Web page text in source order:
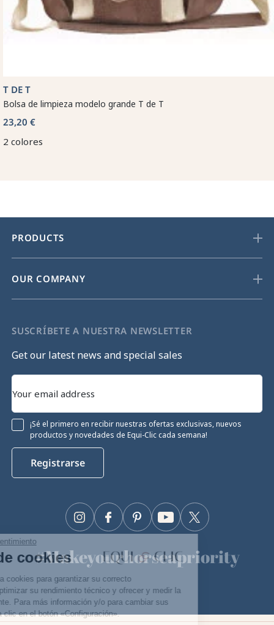
Continúa sin consentimiento
Gestión de cookies
Nuestro sitio utiliza cookies para garantizar su correcto
funcionamiento, optimizar su rendimiento técnico y ofrecer y medir la
publicidad pertinente. Para más información y/o para cambiar sus
preferencias, haga clic en el botón «Configuración».
T DE T
Bolsa de limpieza modelo grande T de T
23,20 €
2 colores
PRODUCTS
OUR COMPANY
SUSCRÍBETE A NUESTRA NEWSLETTER
Get our latest news and special sales
¡Sé el primero en recibir nuestras ofertas exclusivas, nuevos
productos y novedades de Equi-Clic cada semana!
Registrarse
Facebook Twitter
YouTube
Pinterest
Instagram
#Makeyourhorseapriority
🫶